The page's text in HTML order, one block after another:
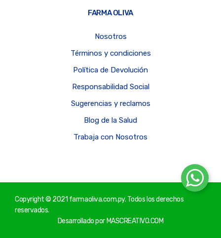
FARMA OLIVA
Nosotros
Términos y condiciones
Política de Devolución
Responsabilidad Social
Sugerencias y reclamos
Blog de la Salud
Trabaja con Nosotros
Copyright © 2021 farmaoliva.com.py. Todos los derechos
reservados.
Desarrollado por MASCREATIVO.COM